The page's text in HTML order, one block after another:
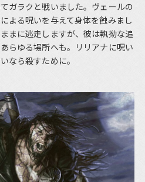
ガラクと戦いました。ヴェールの
よる呪いを与えて身体を蝕みまし
まに逃走しますが、彼は執拗な追
らゆる場所へも。リリアナに呪い
なら殺すために。